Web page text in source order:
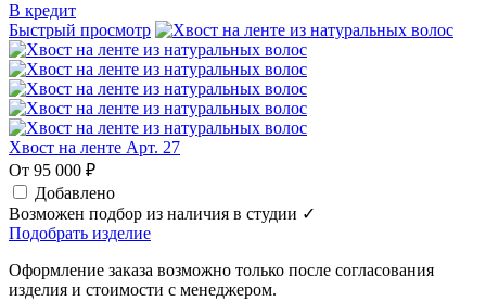
В кредит
Быстрый просмотр
Хвост на ленте Арт. 27
От 95 000 ₽
Добавлено
Возможен подбор из наличия в студии ✓
Подобрать изделие
Оформление заказа возможно только после согласования
изделия и стоимости с менеджером.